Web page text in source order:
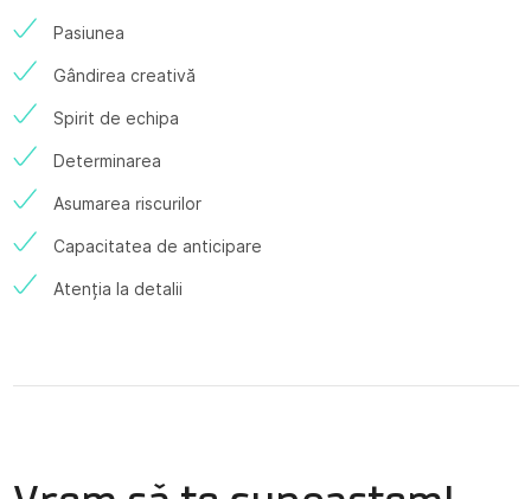
Pasiunea
Gândirea creativă
Spirit de echipa
Determinarea
Asumarea riscurilor
Capacitatea de anticipare
Atenția la detalii